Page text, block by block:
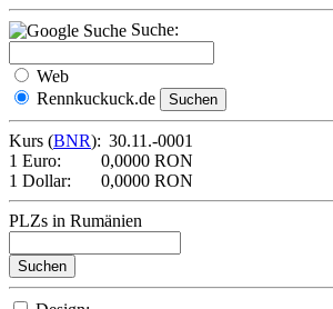
Suche:
Web
Rennkuckuck.de
Kurs (BNR): 30.11.-0001
1 Euro:
0,0000 RON
1 Dollar:
0,0000 RON
PLZs in Rumänien